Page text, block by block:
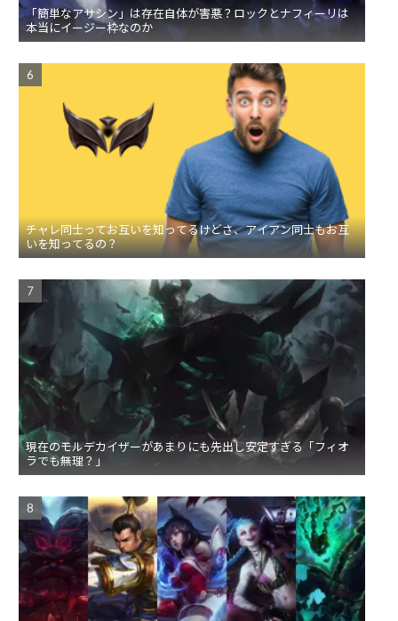
「簡単なアサシン」は存在自体が害悪？ロックとナフィーリは
本当にイージー枠なのか
チャレ同士ってお互いを知ってるけどさ、アイアン同士もお互
いを知ってるの？
現在のモルデカイザーがあまりにも先出し安定すぎる「フィオ
ラでも無理？」